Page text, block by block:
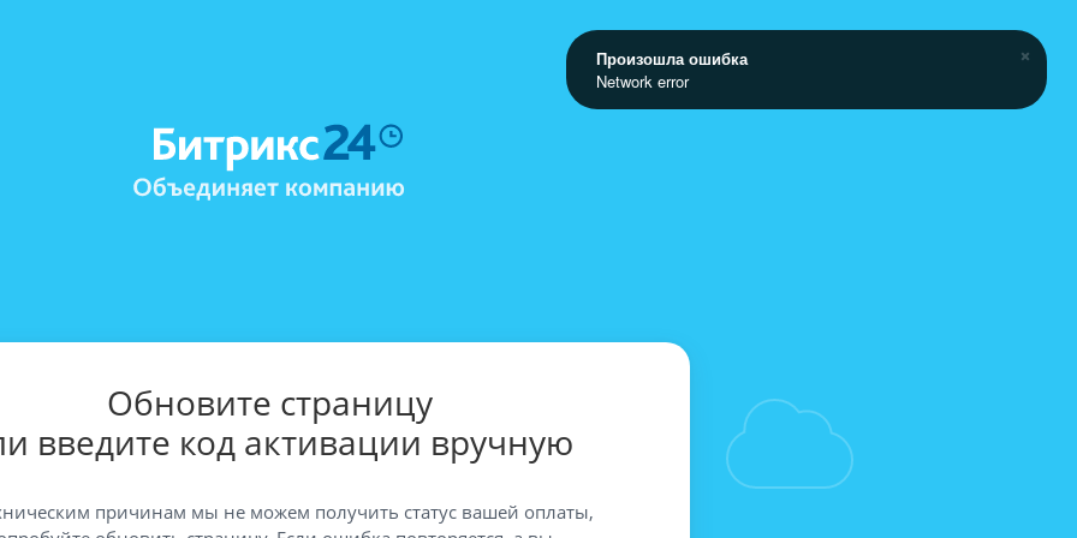
Обновите страницу
введите код активации вручную
причинам мы не можем получить статус вашей оплаты,
Произошла ошибка
Network error